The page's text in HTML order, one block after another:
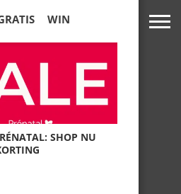
WIN
SHOP NU